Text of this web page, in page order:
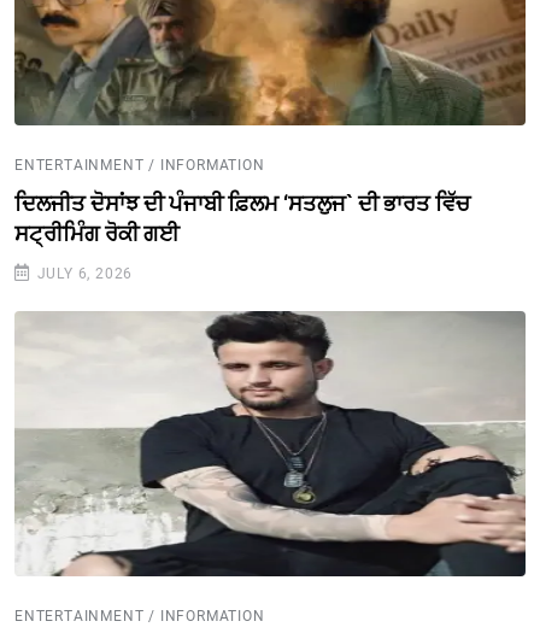
ENTERTAINMENT / INFORMATION
ਦਿਲਜੀਤ ਦੋਸਾਂਝ ਦੀ ਪੰਜਾਬੀ ਫ਼ਿਲਮ ‘ਸਤਲੁਜ` ਦੀ ਭਾਰਤ ਵਿੱਚ
ਸਟ੍ਰੀਮਿੰਗ ਰੋਕੀ ਗਈ
JULY 6, 2026
ENTERTAINMENT / INFORMATION